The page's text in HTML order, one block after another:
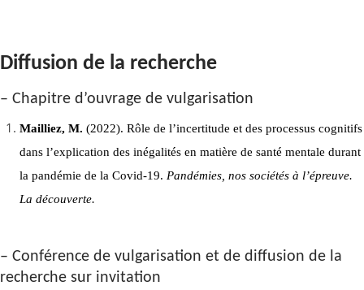
Diffusion de la recherche
– Chapitre d’ouvrage de vulgarisation
Mailliez, M. (2022). Rôle de l’incertitude et des processus cognitifs
dans l’explication des inégalités en matière de santé mentale durant
la pandémie de la Covid-19. Pandémies, nos sociétés à l’épreuve.
La découverte.
– Conférence de vulgarisation et de diffusion de la
recherche sur invitation